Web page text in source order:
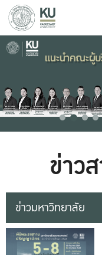
ข่าว
ข่าวมหาวิทยาลัย